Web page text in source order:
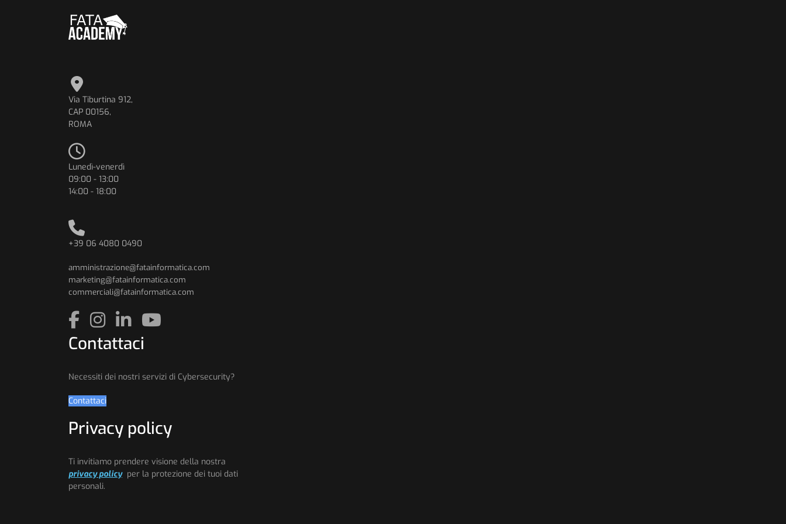
Via Tiburtina 912,
CAP 00156,
ROMA
Lunedì-venerdì
09:00 - 13:00
14:00 - 18:00
+39 06 4080 0490
amministrazione@fatainformatica.com
marketing@fatainformatica.com
commerciali@fatainformatica.com
Contattaci
Necessiti dei nostri servizi di Cybersecurity?
Contattaci
Privacy policy
Ti invitiamo prendere visione della nostra
privacy policyper la protezione dei tuoi dati
personali.